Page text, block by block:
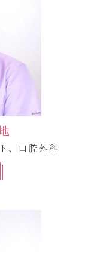
、口腔外科